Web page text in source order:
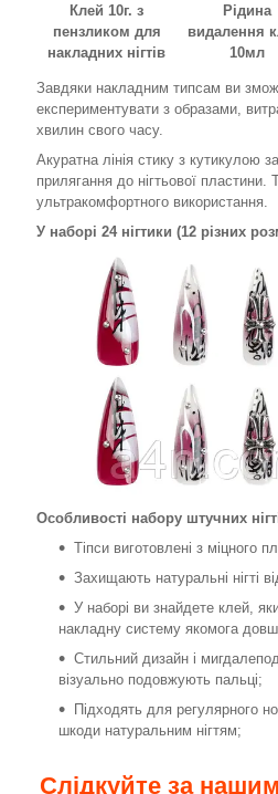
Клей 10г. з
пензликом для
накладних нігтів
Рідина
видалення
10мл
Завдяки накладним типсам ви
експериментувати з образами,
хвилин свого часу.
Акуратна лінія стику з кутикулою
прилягання до нігтьової пластини.
ультракомфортного використання.
У наборі 24 нігтики (12 різних
Особливості набору штучних
Тіпси виготовлені з міцного
Захищають натуральні нігті
У наборі ви знайдете клей,
накладну систему якомога
Стильний дизайн і
візуально подовжують пальці;
Підходять для регулярного
шкоди натуральним нігтям;
Слідкуйте за